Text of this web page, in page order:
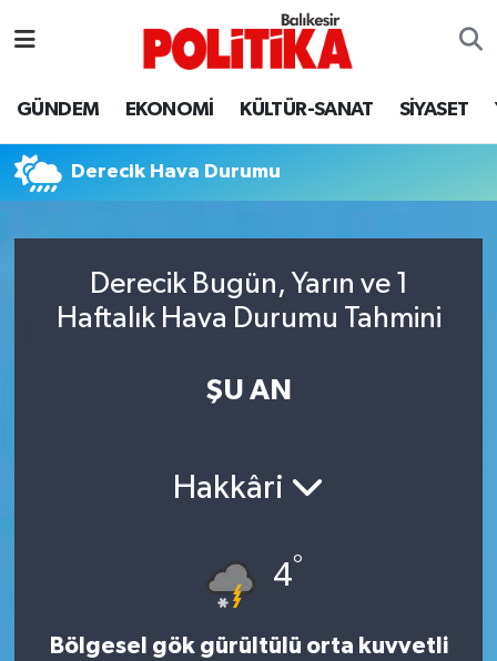
GÜNDEM EKONOMİ KÜLTÜR-SANAT SİYASET
Derecik Hava Durumu
Derecik Bugün, Yarın ve 1
Haftalık Hava Durumu Tahmini
ŞU AN
Hakkâri
4°
Bölgesel gök gürültülü orta kuvvetli
Ayvalık
Balya
Bigadiç
Edremit
Balıkesir Hava Durumu
Balıkesir Namaz Vakitleri
Süper Lig Puan Durumu ve Fikstür